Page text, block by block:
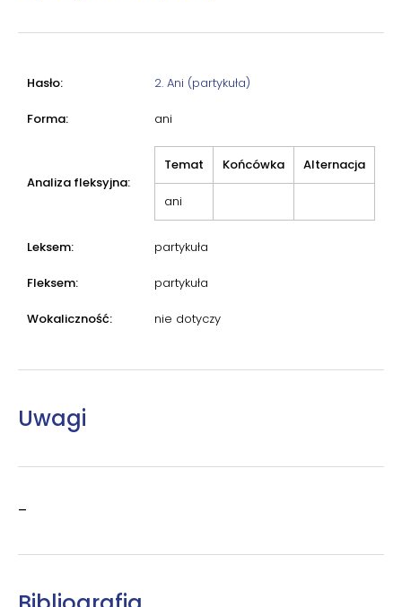
Hasło: 2. Ani (partykuła)
Forma: ani
Analiza fleksyjna:
Temat Końcówka Alternacja
ani
Leksem: partykuła
Fleksem: partykuła
Wokaliczność: nie dotyczy
Uwagi
–